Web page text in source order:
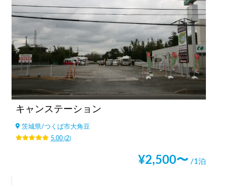
キャンステーション
茨城県/つくば市大角豆
5.00(2)
¥2,500〜 /1泊